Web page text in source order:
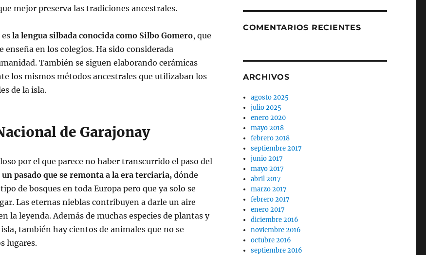
mejor preserva las tradiciones ancestrales.
la lengua silbada conocida como Silbo Gomero, que
enseña en los colegios. Ha sido considerada
También se siguen elaborando cerámicas
los mismos métodos ancestrales que utilizaban los
de la isla.
de Garajonay
por el que parece no haber transcurrido el paso del
un pasado que se remonta a la era terciaria,dónde
de bosques en toda Europa pero que ya solo se
Las eternas nieblas contribuyen a darle un aire
la leyenda. Además de muchas especies de plantas y
también hay cientos de animales que no se
lugares.
COMENTARIOS RECIENTES
ARCHIVOS
agosto 2025
julio 2025
enero 2020
mayo 2018
febrero 2018
septiembre 2017
junio 2017
mayo 2017
abril 2017
marzo 2017
febrero 2017
enero 2017
diciembre 2016
noviembre 2016
octubre 2016
septiembre 2016